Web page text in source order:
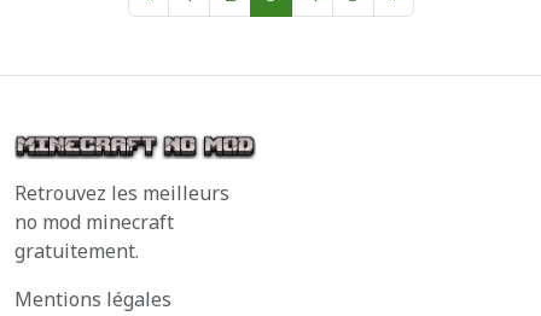
Retrouvez les meilleurs
no mod minecraft
gratuitement.
Mentions légales